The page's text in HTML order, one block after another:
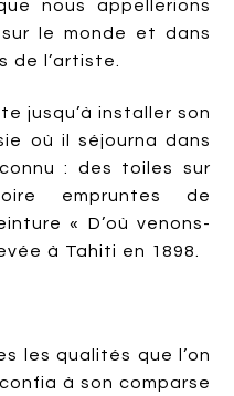
nous appellerions
sur le monde et dans
l’artiste.
jusqu’à installer son
où il séjourna dans
: des toiles sur
empruntes de
« D’où venons-
à Tahiti en 1898.
les qualités que l’on
à son comparse